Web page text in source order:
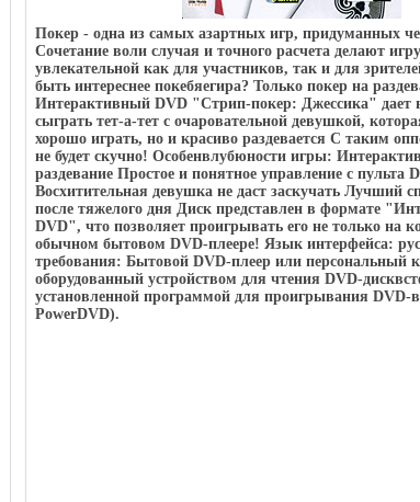
Покер - одна из самых азартных игр, придуманных
Сочетание воли случая и точного расчета делают
увлекательной как для участников, так и для
быть интереснее покебяегира? Только покер на
Интерактивный DVD "Стрип-покер: Джессика" дает
сыграть тет-а-тет с очаровательной девушкой,
хорошо играть, но и красиво раздевается С таким
не будет скучно! Особенвлубюности игры:
раздевание Простое и понятное управление с пульта
Восхитительная девушка не даст заскучать Лучший
после тяжелого дня Диск представлен в формате
DVD", что позволяет проигрывать его не только на
обычном бытовом DVD-плеере! Язык интерфейса:
требования: Бытовой DVD-плеер или персональный
оборудованный устройством для чтения DVD-
установленной программой для проигрывания DVD-
PowerDVD).